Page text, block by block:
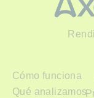
Cómo funciona
Qué analizamos